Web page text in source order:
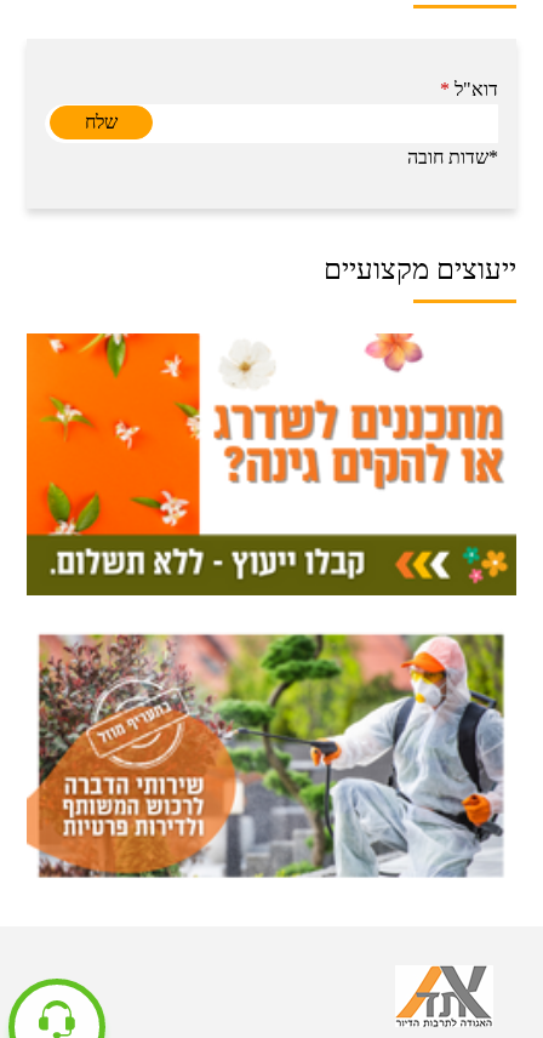
דוא"ל *
*שדות חובה
ייעוצים מקצועיים